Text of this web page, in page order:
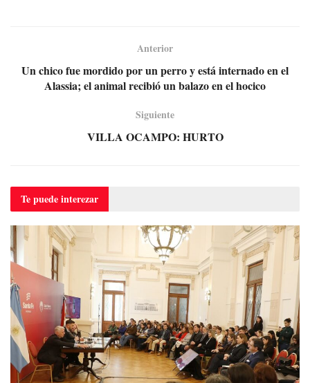
Anterior
Un chico fue mordido por un perro y está internado en el
Alassia; el animal recibió un balazo en el hocico
Siguiente
VILLA OCAMPO: HURTO
Te puedeinterezar